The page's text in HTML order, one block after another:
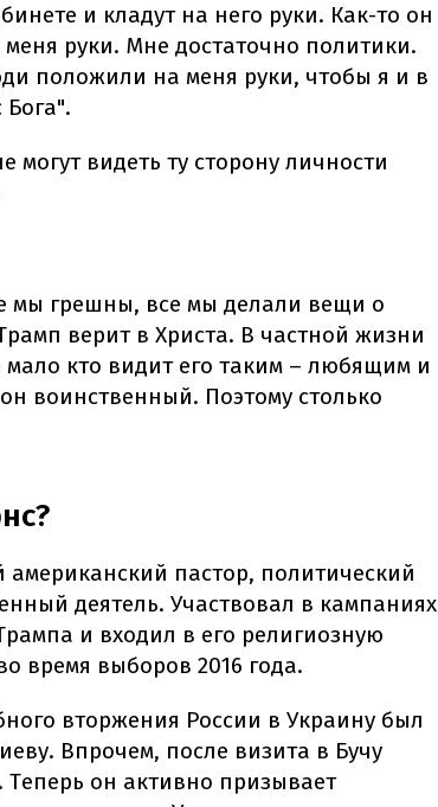
и кладут на него руки. Как-то он
руки. Мне достаточно политики.
положили на меня руки, чтобы я и в
видеть ту сторону личности
мы грешны, все мы делали вещи о
верит в Христа. В частной жизни
мало кто видит его таким – любящим и
воинственный. Поэтому столько
пастор, политический
деятель. Участвовал в кампаниях
и входил в его религиозную
время выборов 2016 года.
вторжения России в Украину был
Впрочем, после визита в Бучу
. Теперь он активно призывает